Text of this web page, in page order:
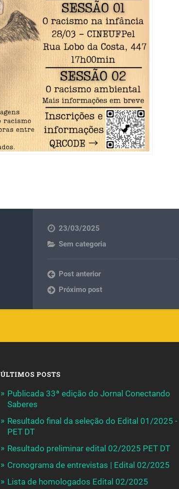
23/03/2025
Sem categoria
Post anterior
Próximo post
ÚLTIMOS POSTS
Publicada 33ª edição do Jornal Conectando
Saberes
Resultado final da seleção do Edital 01/2025 -
PET DT
Resultado preliminar edital 02/2025 PET DT
Cronograma de entrevistas | Edital 02/2025
Lista de homologados Edital 02/2025